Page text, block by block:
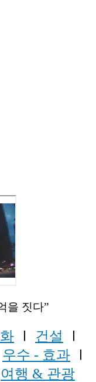
을 짓다”
Ⅰ 건설
Ⅰ
우수 - 효과 Ⅰ
여행 & 관광